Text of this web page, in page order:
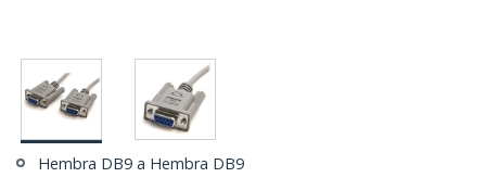
Hembra DB9 a Hembra DB9